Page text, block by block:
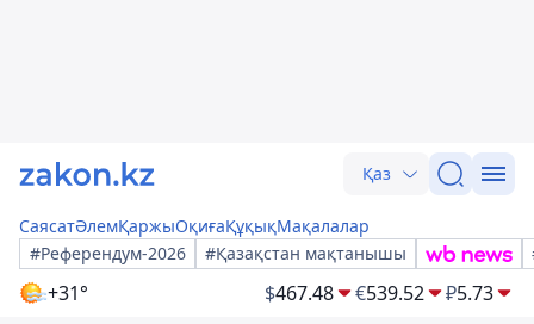
Қаз
СаясатӘлемҚаржыОқиғаҚұқықМақалалар
#Референдум-2026
#Қазақстан мақтанышы
+31° $467.48 €539.52 ₽5.73